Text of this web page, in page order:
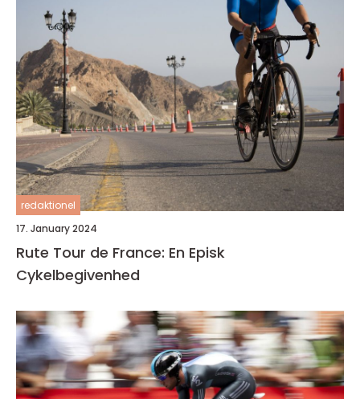
redaktionel
17. January 2024
Rute Tour de France: En Episk
Cykelbegivenhed